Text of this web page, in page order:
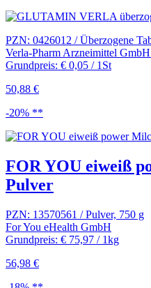
PZN: 0426012 / Überzogene
Verla-Pharm Arzneimittel
Grundpreis: € 0,05 / 1St
50,88 €
-20% **
FOR YOU eiweiß
Pulver
PZN: 13570561 / Pulver, 750 g
For You eHealth GmbH
Grundpreis: € 75,97 / 1kg
56,98 €